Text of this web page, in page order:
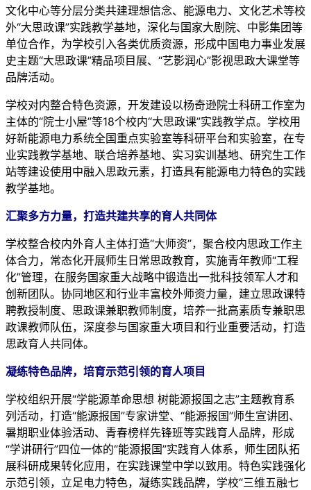
文化中心等分层分类共建理想信念、能源电力、文化艺术等校
外“大思政课”实践教学基地，深化与国家大剧院、中影集团等
单位合作，为学校引入各类优质资源，形成中国电力事业发展
史主题“大思政课”精品项目展、“艺影润心”影视思政大课堂等
品牌活动。
学校对内整合特色资源，开发建设以杨奇逊院士科研工作室为
主体的“院士小屋”等18个校内“大思政课”实践教学点。学校用
好新能源电力系统全国重点实验室等科研平台和实验室，在专
业实践教学基地、联合培养基地、实习实训基地、研究生工作
站等建设使用中融入思政元素，打造具有能源电力特色的实践
教学基地。
汇聚多方力量，打造共建共享的育人共同体
学校整合校内外育人主体打造“大师资”，聚合校内思政工作主
体合力，常态化开展师生日常思政教育，实施青年教师“工程
化”管理，在服务国家重大战略中锻造出一批科技领军人才和
创新团队。协同地区和行业丰富校外师资力量，建立思政课特
聘教授制度、思政课兼职教师制度，培养一批高素质专兼职思
政课教师队伍，深度参与国家重大项目和行业重要活动，打造
思政育人共同体。
凝练特色品牌，培育示范引领的育人项目
学校组织开展“学能源革命思想 树能源报国之志”主题教育系
列活动，打造“能源报国”专家讲堂、“能源报国”师生宣讲团、
暑期职业体验活动、青春榜样先锋班等实践育人品牌，形成
“学讲研行”四位一体的“能源报国”实践育人体系，师生团队拓
展科研成果转化应用，在实践课堂中学以致用。特色实践强化
示范引领，立足电力特色，凝练实践品牌，学校“三维五融七